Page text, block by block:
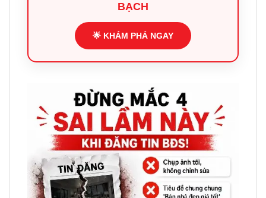
BẠCH
🌟 KHÁM PHÁ NGAY